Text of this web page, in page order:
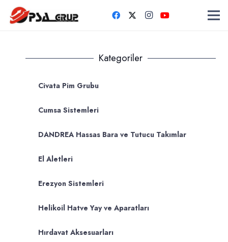
Kategoriler
Civata Pim Grubu
Cumsa Sistemleri
DANDREA Hassas Bara ve Tutucu Takımlar
El Aletleri
Erezyon Sistemleri
Helikoil Hatve Yay ve Aparatları
Hırdavat Aksesuarları